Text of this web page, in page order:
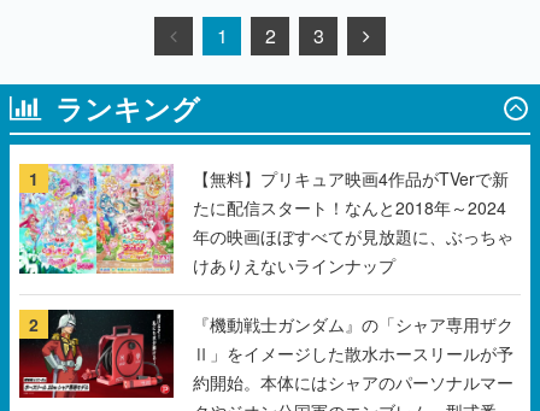
1 2 3
ランキング
1
【無料】プリキュア映画4作品がTVerで新
たに配信スタート！なんと2018年～2024
年の映画ほぼすべてが見放題に、ぶっちゃ
けありえないラインナップ
2
『機動戦士ガンダム』の「シャア専用ザク
Ⅱ」をイメージした散水ホースリールが予
約開始。本体にはシャアのパーソナルマー